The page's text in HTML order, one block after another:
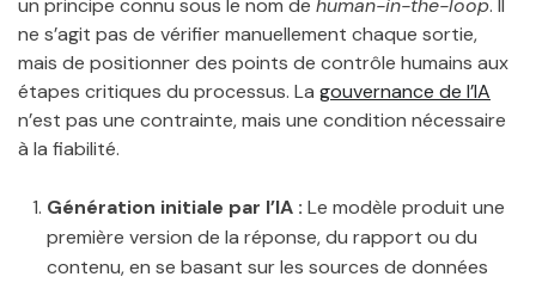
un principe connu sous le nom de human-in-the-loop. Il
ne s’agit pas de vérifier manuellement chaque sortie,
mais de positionner des points de contrôle humains aux
étapes critiques du processus. La gouvernance de l’IA
n’est pas une contrainte, mais une condition nécessaire
à la fiabilité.
Génération initiale par l’IA : Le modèle produit une
première version de la réponse, du rapport ou du
contenu, en se basant sur les sources de données